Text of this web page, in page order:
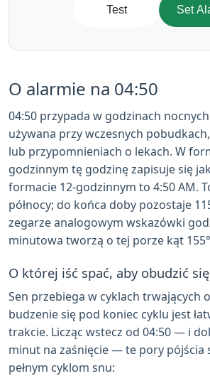
Test Set
O alarmie na 04:50
04:50 przypada w godzinach
używana przy wczesnych
lub przypomnieniach o lekach. W
godzinnym tę godzinę zapisuje się
formacie 12-godzinnym to 4:50 AM.
północy; do końca doby pozostaje
zegarze analogowym wskazówki
minutowa tworzą o tej porze kąt
O której iść spać, aby obudzić
Sen przebiega w cyklach trwających
budzenie się pod koniec cyklu jest
trakcie. Licząc wstecz od 04:50 — i
minut na zaśnięcie — te pory pójścia
pełnym cyklom snu: